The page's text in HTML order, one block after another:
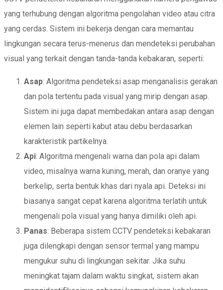
yang terhubung dengan algoritma pengolahan video atau citra
yang cerdas. Sistem ini bekerja dengan cara memantau
lingkungan secara terus-menerus dan mendeteksi perubahan
visual yang terkait dengan tanda-tanda kebakaran, seperti:
Asap: Algoritma pendeteksi asap menganalisis gerakan
dan pola tertentu pada visual yang mirip dengan asap.
Sistem ini juga dapat membedakan antara asap dengan
elemen lain seperti kabut atau debu berdasarkan
karakteristik partikelnya.
Api: Algoritma mengenali warna dan pola api dalam
video, misalnya warna kuning, merah, dan oranye yang
berkelip, serta bentuk khas dari nyala api. Deteksi ini
biasanya sangat cepat karena algoritma terlatih untuk
mengenali pola visual yang hanya dimiliki oleh api.
Panas: Beberapa sistem CCTV pendeteksi kebakaran
juga dilengkapi dengan sensor termal yang mampu
mengukur suhu di lingkungan sekitar. Jika suhu
meningkat tajam dalam waktu singkat, sistem akan